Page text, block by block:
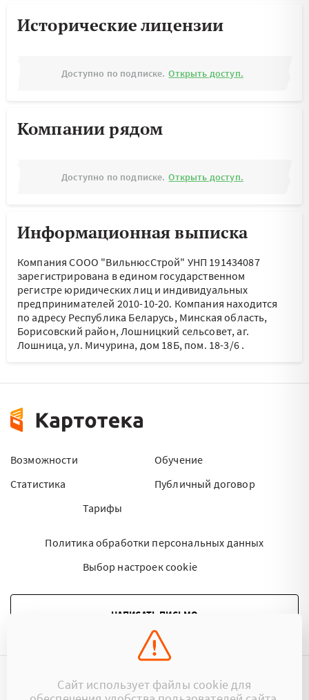
Исторические лицензии
Доступно по подписке. Открыть доступ.
Компании рядом
Доступно по подписке. Открыть доступ.
Информационная выписка
Компания СООО "ВильнюсСтрой" УНП 191434087
зарегистрирована в едином государственном
регистре юридических лиц и индивидуальных
предпринимателей 2010-10-20. Компания находится
по адресу Республика Беларусь, Минская область,
Борисовский район, Лошницкий сельсовет, аг.
Лошница, ул. Мичурина, дом 18Б, пом. 18-3/6.
Возможности
Статистика
Тарифы
Обучение
Публичный договор
Политика обработки персональных данных
Выбор настроек cookie
НАПИСАТЬ ПИСЬМО
©2015 - 2026 Kartoteka.by Все права защищены.
Сайт использует файлы cookie для